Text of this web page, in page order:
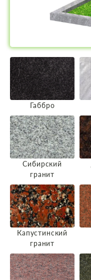
Габбро
Сибирский
гранит
Капустинский
гранит